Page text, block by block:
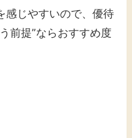
感じやすいので、優待
前提”ならおすすめ度